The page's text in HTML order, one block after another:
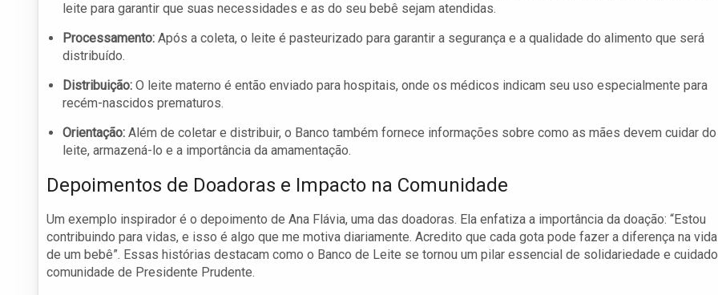
leite para garantir que suas necessidades e as do seu bebê sejam atendidas.
Processamento: Após a coleta, o leite é pasteurizado para garantir a segurança e a qualidade do alimento que será
distribuído.
Distribuição: O leite materno é então enviado para hospitais, onde os médicos indicam seu uso especialmente para
recém-nascidos prematuros.
Orientação: Além de coletar e distribuir, o Banco também fornece informações sobre como as mães devem cuidar do
leite, armazená-lo e a importância da amamentação.
Depoimentos de Doadoras e Impacto na Comunidade
Um exemplo inspirador é o depoimento de Ana Flávia, uma das doadoras. Ela enfatiza a importância da doação: “Estou
contribuindo para vidas, e isso é algo que me motiva diariamente. Acredito que cada gota pode fazer a diferença na vida
de um bebê”. Essas histórias destacam como o Banco de Leite se tornou um pilar essencial de solidariedade e
comunidade de Presidente Prudente.